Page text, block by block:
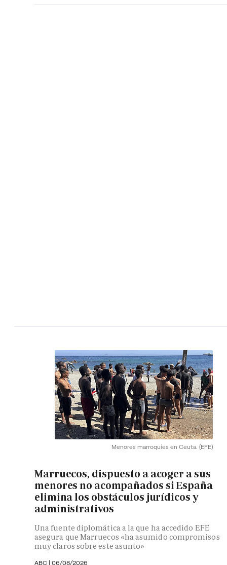
Menores marroquíes en Ceuta. (EFE)
Marruecos, dispuesto a acoger a sus
menores no acompañados si España
elimina los obstáculos jurídicos y
administrativos
Una fuente diplomática a la que ha accedido EFE
asegura que Marruecos «ha asumido compromisos
muy claros sobre este asunto»
ABC | 06/08/2026